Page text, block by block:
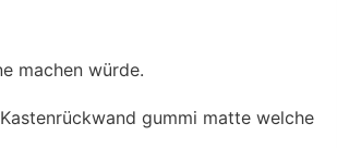
machen würde.
gummi matte welche